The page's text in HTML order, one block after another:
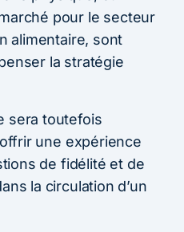
pour le secteur
alimentaire, sont
la stratégie
sera toutefois
une expérience
de fidélité et de
la circulation d’un